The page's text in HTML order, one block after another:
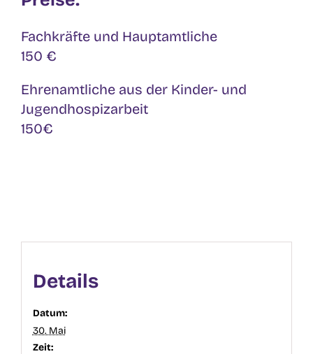
Fachkräfte und Hauptamtliche
150 €
Ehrenamtliche aus der Kinder- und
Jugendhospizarbeit
150€
Details
Datum:
30. Mai
Zeit: